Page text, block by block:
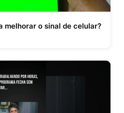
melhorar o sinal de celular?